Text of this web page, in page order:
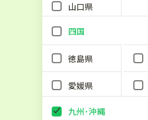
山口県
四国
徳島県
愛媛県
九州･沖縄